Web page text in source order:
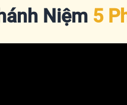
Niệm 5